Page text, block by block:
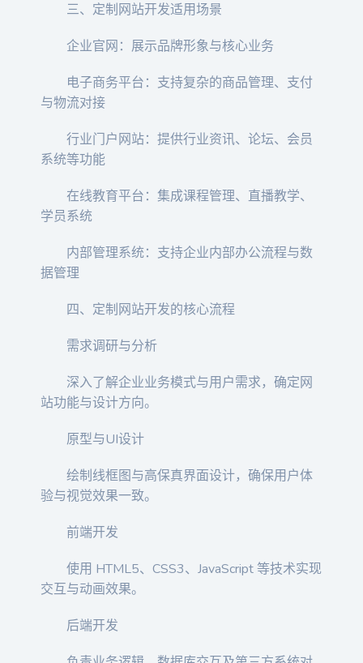
三、定制网站开发适用场景
企业官网：展示品牌形象与核心业务
电子商务平台：支持复杂的商品管理、支付
与物流对接
行业门户网站：提供行业资讯、论坛、会员
系统等功能
在线教育平台：集成课程管理、直播教学、
学员系统
内部管理系统：支持企业内部办公流程与数
据管理
四、定制网站开发的核心流程
需求调研与分析
深入了解企业业务模式与用户需求，确定网
站功能与设计方向。
原型与UI设计
绘制线框图与高保真界面设计，确保用户体
验与视觉效果一致。
前端开发
使用 HTML5、CSS3、JavaScript 等技术实现
交互与动画效果。
后端开发